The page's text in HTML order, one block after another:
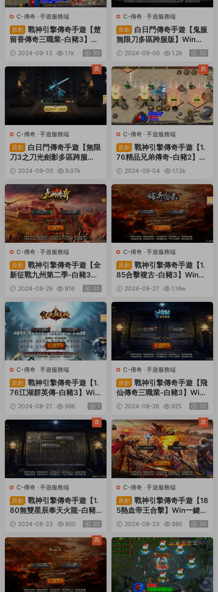
C-傳奇 · 手遊服務端
原創
戰神引擎傳奇手遊【楚
留香傳奇三職業-白豬3】Wi
n一鍵服務端+安卓蘋果雙端
+GM後台+視頻架設教程
2024-09-13 1.1k 30
C-傳奇 · 手遊服務端
原創
白日門傳奇手遊【鬼服
無限刀多區跨服版】Win一
鍵服務端+安卓+多區跨服
+管理後台+GM授權後台
+視頻架設教程
2024-09-06 1.2k 30
C-傳奇 · 手遊服務端
原創
白日門傳奇手遊【無限
刀3之刀光劍影多區跨服
版】Win一鍵服務端+安卓
+跨服+運營後台+GM授權
後台+視頻架設教程
2024-09-05
9.07k
薦
C-傳奇 · 手遊服務端
原創
戰神引擎傳奇手遊【1.
76精品兄弟傳奇-白豬2】Wi
n一鍵服務端+安卓蘋果雙端
+視頻架設教程
2024-09-04
1.13k
薦
C-傳奇 · 手遊服務端
原創
戰神引擎傳奇手遊【全
新征戰九州第二季-白豬3】
Win一鍵服務端+安卓蘋果雙
端+視頻架設教程
2024-08-29 916 30
C-傳奇 · 手遊服務端
原創
戰神引擎傳奇手遊【1.
85合擊複古-白豬3】Win一
鍵服務端+安卓蘋果雙端+G
M後台+視頻架設教程
2024-08-27
1.16w
C-傳奇 · 手遊服務端
原創
戰神引擎傳奇手遊【1.
76江湖群英傳-白豬3】Win
一鍵服務端+安卓蘋果雙端+
GM後台+視頻架設教程
2024-08-27 996 1
C-傳奇 · 手遊服務端
原創
戰神引擎傳奇手遊【飛
仙傳奇三職業-白豬3】Win
一鍵服務端+安卓蘋果雙端+
GM後台+視頻架設教程
2024-08-26 925 30
C-傳奇 · 手遊服務端
原創
戰神引擎傳奇手遊【1.
80無雙星辰奉天火龍-白豬
3】Win一鍵服務端+安卓蘋
果雙端+GM後台+視頻架設
教程
2024-08-23 850 30
薦
C-傳奇 · 手遊服務端
原創
戰神引擎傳奇手遊【18
5熱血帝王合擊】Win一鍵服
務端+安卓蘋果雙端+GM後
台+視頻架設教程
2024-08-23 886 30
薦
薦